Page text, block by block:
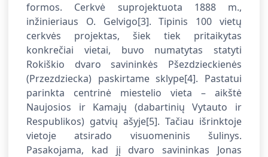
formos. Cerkvė suprojektuota 1888 m.,
inžinieriaus O. Gelvigo[3]. Tipinis 100 vietų
cerkvės projektas, šiek tiek pritaikytas
konkrečiai vietai, buvo numatytas statyti
Rokiškio dvaro savininkės Pšezdzieckienės
(Przezdziecka) paskirtame sklype[4]. Pastatui
parinkta centrinė miestelio vieta – aikštė
Naujosios ir Kamajų (dabartinių Vytauto ir
Respublikos) gatvių ašyje[5]. Tačiau išrinktoje
vietoje atsirado visuomeninis šulinys.
Pasakojama, kad jį dvaro savininkas Jonas